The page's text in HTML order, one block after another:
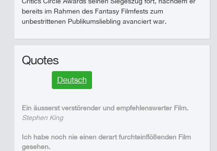
bereits im Rahmen des Fantasy Filmfests zum
unbestrittenen Publikumsliebling avanciert war.
Quotes
Deutsch
Ein äusserst verstörender und empfehlenswerter Film.
Stephen King
Ich habe noch nie einen derart furchteinflößenden Film
gesehen.